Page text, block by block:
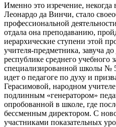
Именно это изречение, некогда
Леонардо да Винчи, стало
профессиональной
отдала она преподаванию,
иерархические ступени этой
учителя-предметника, завуча
республике среднего учебного
специализированной школы №
идет о педагоге по духу и
Герасимовой, народном
подлинным «генератором»
опробованной в школе, где
бессменным директором. С
участниками показательных